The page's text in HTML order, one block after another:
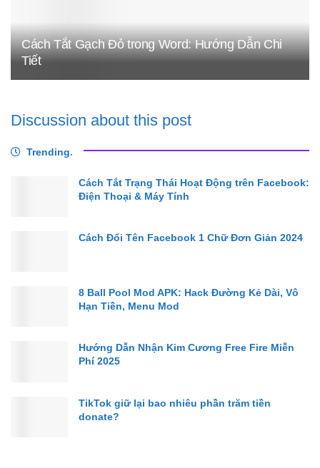
Cách Tắt Gạch Đỏ trong Word: Hướng Dẫn Chi
Tiết
Discussion about this post
Trending.
Cách Tắt Trạng Thái Hoạt Động trên Facebook:
Điện Thoại & Máy Tính
Cách Đổi Tên Facebook 1 Chữ Đơn Giản 2024
8 Ball Pool Mod APK: Hack Đường Kẻ Dài, Vô
Hạn Tiền, Menu Mod
Hướng Dẫn Nhận Kim Cương Free Fire Miễn
Phí 2025
TikTok giữ lại bao nhiêu phần trăm tiền
donate?